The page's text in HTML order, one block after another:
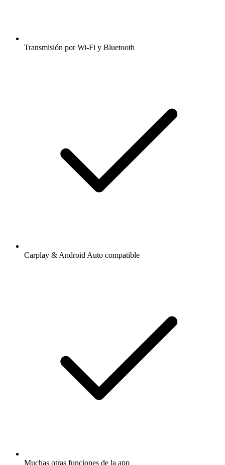
Transmisión por Wi-Fi y Bluetooth
Carplay & Android Auto compatible
Muchas otras funciones de la app